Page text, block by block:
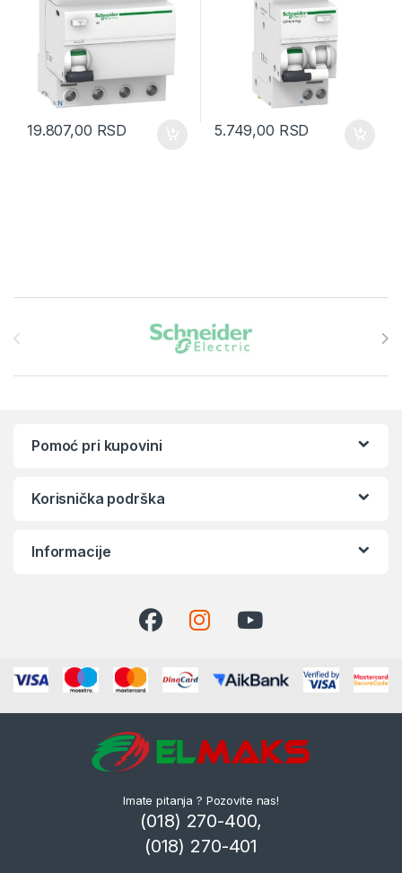
19.807,00 RSD 5.749,00 RSD
Pomoć pri kupovini
Korisnička podrška
Informacije
Imate pitanja ? Pozovite nas!
(018) 270-400,
(018) 270-401